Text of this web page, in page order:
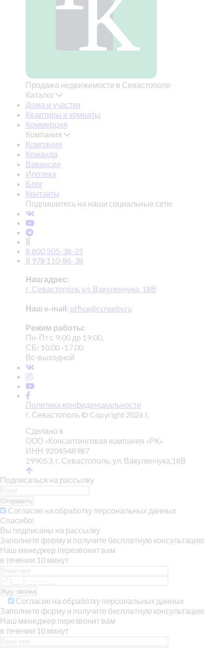
Продажа недвижимости в Севастополе
Каталог
Дома и участки
Квартиры и комнаты
Коммерция
Компания
Компания
Команда
Вакансии
Ипотека
Блог
Контакты
Подпишитесь на наши социальные сети:
8 800 505-38-25
8 978 110-86-38
Наш адрес:
г. Севастополь ул. Вакуленчука, 18В
Наш e-mail: office@rcrealty.ru
Режим работы:
Пн-Пт с 9:00 до 19:00,
СБ: 10.00 -17.00
Вс-выходной
Политика конфиденциальности
г. Севастополь © Copyright 2026 г.
Сделано в
ООО «Консалтинговая компания «РК»
ИНН 9204548987
299053, г. Севастополь, ул. Вакуленчука,18В
Подписаться на рассылку
Отправить
Согласие на обработку персональных данных
Спасибо!
Вы подписаны на рассылку
Заполните форму и получите бесплатную консультацию
Наш менеджер перезвонит вам
в течении 10 минут
Согласие на обработку персональных данных
Заполните форму и получите бесплатную консультацию
Наш менеджер перезвонит вам
в течении 10 минут